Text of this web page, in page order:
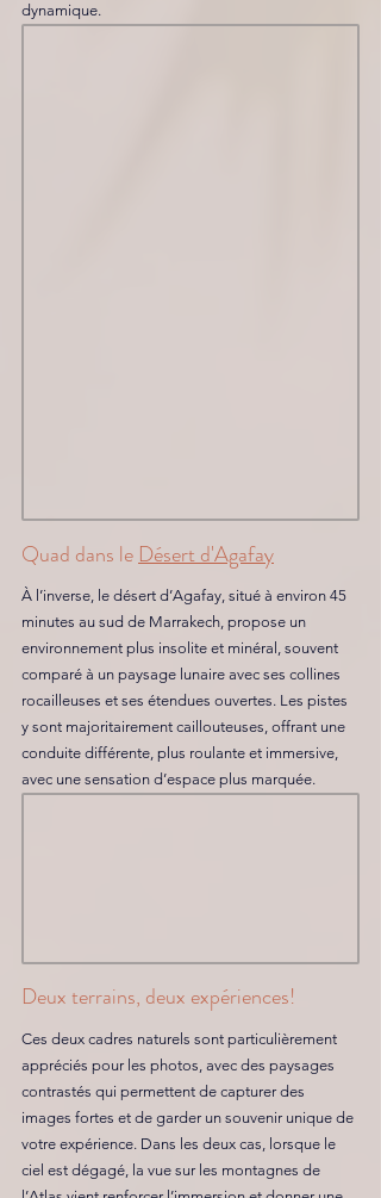
dynamique.
Quad dans le Désert d'Agafay
À l’inverse, le désert d’Agafay, situé à environ 45
minutes au sud de Marrakech, propose un
environnement plus insolite et minéral, souvent
comparé à un paysage lunaire avec ses collines
rocailleuses et ses étendues ouvertes. Les pistes
y sont majoritairement caillouteuses, offrant une
conduite différente, plus roulante et immersive,
avec une sensation d’espace plus marquée.
Deux terrains, deux expériences!
Ces deux cadres naturels sont particulièrement
appréciés pour les photos, avec des paysages
contrastés qui permettent de capturer des
images fortes et de garder un souvenir unique de
votre expérience. Dans les deux cas, lorsque le
ciel est dégagé, la vue sur les montagnes de